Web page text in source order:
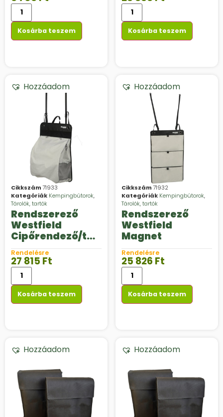
Kosárba teszem Kosárba teszem
Hozzáadom
Cikkszám71933
Kategóriák Kempingbútorok,
Tárolók, tartók
Rendszerező
Westfield
Cipőrendező/tár
oló
Rendelésre
27 815 Ft
Kosárba teszem
Hozzáadom
Cikkszám71932
Kategóriák Kempingbútorok,
Tárolók, tartók
Rendszerező
Westfield
Magnet
Rendelésre
25 826 Ft
Kosárba teszem
Hozzáadom Hozzáadom